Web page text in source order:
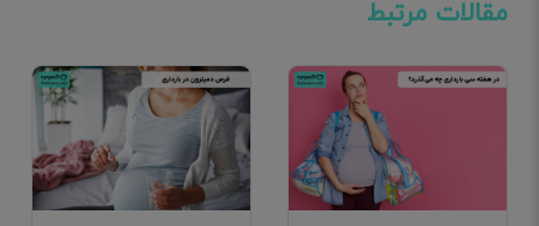
مقالات مرتبط